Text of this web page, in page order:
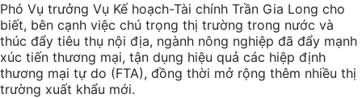
Phó Vụ trưởng Vụ Kế hoạch-Tài chính Trần Gia Long cho
biết, bên cạnh việc chú trọng thị trường trong nước và
thúc đẩy tiêu thụ nội địa, ngành nông nghiệp đã đẩy mạnh
xúc tiến thương mại, tận dụng hiệu quả các hiệp định
thương mại tự do (FTA), đồng thời mở rộng thêm nhiều thị
trường xuất khẩu mới.